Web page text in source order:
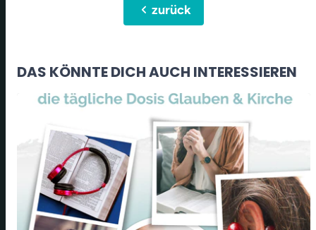
chevron_leftzurück
DAS KÖNNTE DICH AUCH INTERESSIEREN